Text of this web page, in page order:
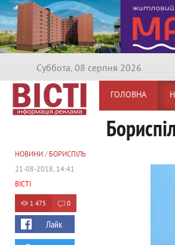
Суббота, 08 серпня 2026
ГОЛОВНА
НОВИНИ/ БОРИСПІЛЬ
21-08-2018, 14:41
ВІСТІ
1 475 0
Лайк